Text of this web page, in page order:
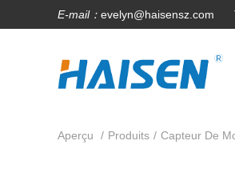
E-mail： evelyn@haisensz.com
Aperçu / Produits / Capteur De